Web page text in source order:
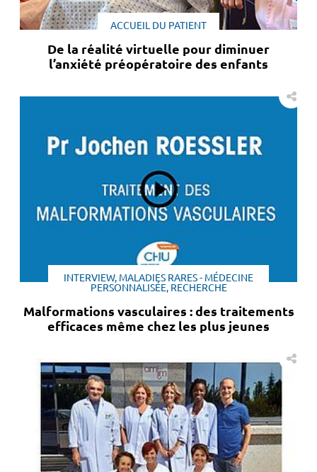
ACCUEIL DU PATIENT
De la réalité virtuelle pour diminuer
l’anxiété préopératoire des enfants
INTERVIEW, MALADIES RARES - MÉDECINE
PERSONNALISÉE, RECHERCHE
Malformations vasculaires : des traitements
efficaces même chez les plus jeunes